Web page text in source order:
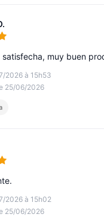
5
2026 à 15h53
25/06/2026
muy buen
5
2026 à 15h02
25/06/2026